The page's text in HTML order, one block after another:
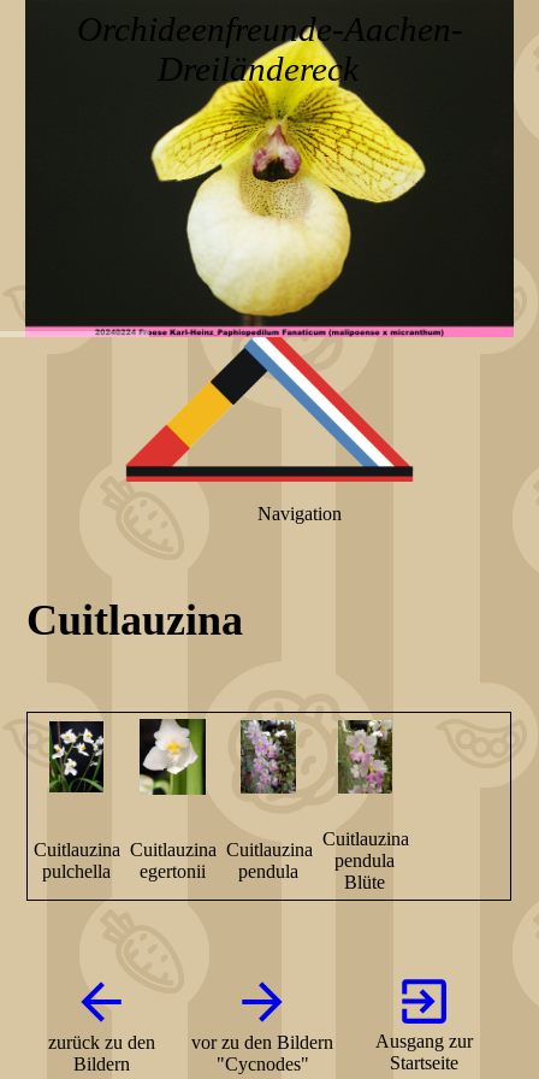
Orchideenfreunde-Aachen-
Dreiländereck
Navigation
Cuitlauzina
Cuitlauzina
pulchella
Cuitlauzina
egertonii
Cuitlauzina
pendula
Cuitlauzina
pendula
Blüte
zurück zu den
Bildern
vor zu den Bildern
"Cycnodes"
Ausgang zur
Startseite